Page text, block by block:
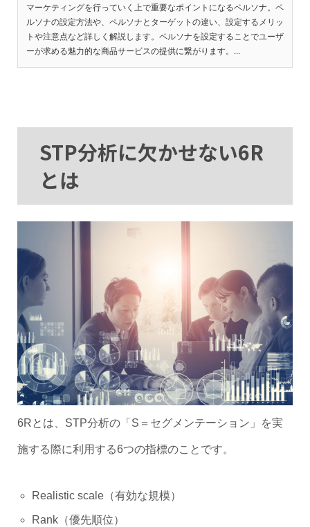
マーケティングを行っていく上で重要なポイントになるペルソナ。ペ
ルソナの設定方法や、ペルソナとターゲットの違い、設定するメリッ
トや注意点など詳しく解説します。ペルソナを設定することでユーザ
ーが求める魅力的な商品サービスの提供に繋がります。...
STP分析に欠かせない6R
とは
6Rとは、STP分析の「S＝セグメンテーション」を実
施する際に利用する6つの指標のことです。
Realistic scale（有効な規模）
Rank（優先順位）